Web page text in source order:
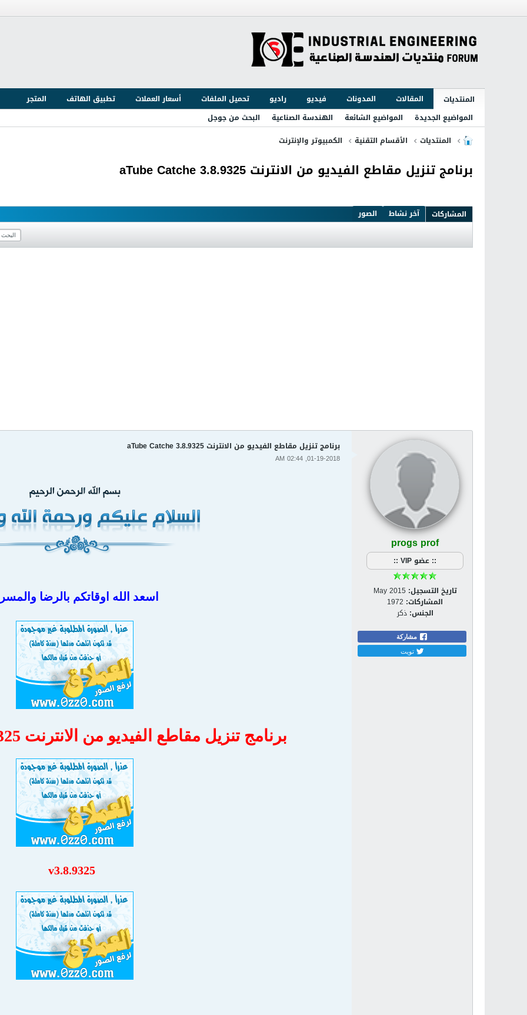
المنتديات المقالات المدونات فيديو راديو تحميل الملفات أسعار العملات تطبيق الهاتف
المتجر
المواضيع الجديدة
المواضيع الشائعة الهندسة الصناعية
البحث من جوجل
المنتديات
الأقسام التقنية الكمبيوتر والإنترنت
برنامج تنزيل مقاطع الفيديو من الانترنت aTube Catche 3.8.9325
المشاركات آخر نشاط الصور
progs prof
:: عضو VIP ::
تاريخ التسجيل: May 2015
المشاركات: 1972
الجنس: ذكر
مشاركة
تويت
برنامج تنزيل مقاطع الفيديو من الانترنت aTube Catche 3.8.9325
01-19-2018, 02:44 AM
اسعد الله اوقاتكم بالرضا
برنامج تنزيل مقاطع الفيديو من الانترنت aTube Catcher 3.8.9325
v3.8.9325